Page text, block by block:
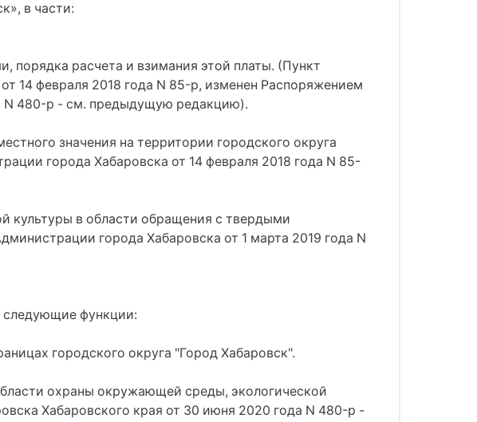
в части:
порядка расчета и взимания этой платы. (Пункт
14 февраля 2018 года N 85-р, изменен Распоряжением
N 480-р - см. предыдущую редакцию).
значения на территории городского округа
города Хабаровска от 14 февраля 2018 года N 85-
культуры в области обращения с твердыми
города Хабаровска от 1 марта 2019 года N
следующие функции:
городского округа "Город Хабаровск".
охраны окружающей среды, экологической
Хабаровского края от 30 июня 2020 года N 480-р -